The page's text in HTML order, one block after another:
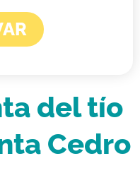
del tío
Cedro